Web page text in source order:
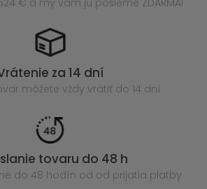
€ a my vám ju pošleme ZDARMA!
za 14 dní
môžete vždy vrátiť do 14 dní
tovaru do 48 h
do 48 hodín od od prijatia platby